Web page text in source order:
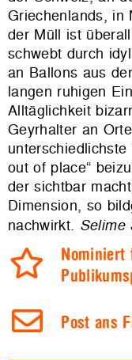
Griechenlands, in
der Müll ist
schwebt durch
an Ballons aus
langen ruhigen
Alltäglichkeit
Geyrhalter an
out of place“
der sichtbar
Dimension, so
nachwirkt. Selime
Nominiert
Post ans